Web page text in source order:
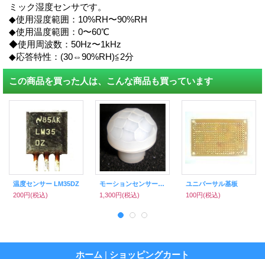
ミック湿度センサです。
◆使用湿度範囲：10%RH〜90%RH
◆使用温度範囲：0〜60℃
◆使用周波数：50Hz〜1kHz
◆応答特性：(30⇔90%RH)≦2分
この商品を買った人は、こんな商品も買っています
温度センサー LM35DZ
200円(税込)
モーションセンサー 10ｍ検出タイプ （パナソニック製）34112
1,300円(税込)
ユニバーサル基板
100円(税込)
ホーム | ショッピングカート